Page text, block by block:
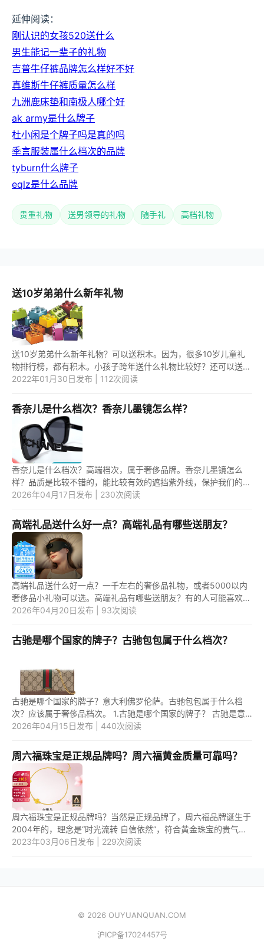
延伸阅读：
刚认识的女孩520送什么
男生能记一辈子的礼物
吉普牛仔裤品牌怎么样好不好
真维斯牛仔裤质量怎么样
九洲鹿床垫和南极人哪个好
ak army是什么牌子
杜小闲是个牌子吗是真的吗
季言服装属什么档次的品牌
tyburn什么牌子
eqlz是什么品牌
贵重礼物 送男领导的礼物 随手礼 高档礼物
送10岁弟弟什么新年礼物
送10岁弟弟什么新年礼物？可以送积木。因为，很多10岁儿童礼
物排行榜，都有积木。小孩子跨年送什么礼物比较好？还可以送玩
具。 1.送10岁弟弟积木，作为新年礼物，可以培养思维能力。拼接
2022年01月30日发布 | 112次阅读
香奈儿是什么档次？香奈儿墨镜怎么样？
香奈儿是什么档次？高端档次，属于奢侈品牌。香奈儿墨镜怎么
样？品质是比较不错的，能比较有效的遮挡紫外线，保护我们的眼
睛。 1.香奈儿是什么档次？ 香奈儿是法国眼镜品牌，属于高档
2026年04月17日发布 | 230次阅读
高端礼品送什么好一点？高端礼品有哪些送朋友？
高端礼品送什么好一点？一千左右的奢侈品礼物，或者5000以内
奢侈品小礼物可以选。高端礼品有哪些送朋友？有的人可能喜欢广
东特产。 1.BrainCo深海豚 脑机智能安睡仪 头部按摩仪 助睡眠仪
2026年04月20日发布 | 93次阅读
古驰是哪个国家的牌子？古驰包包属于什么档次？
古驰是哪个国家的牌子？意大利佛罗伦萨。古驰包包属于什么档
次？应该属于奢侈品档次。 1.古驰是哪个国家的牌子？ 古驰是意
大利佛罗伦萨的牌子，创立于1921年。 下面，罗列一些，销量较
2026年04月15日发布 | 440次阅读
周六福珠宝是正规品牌吗？周六福黄金质量可靠吗？
周六福珠宝是正规品牌吗？当然是正规品牌了，周六福品牌诞生于
2004年的，理念是“时光流转 自信依然”，符合黄金珠宝的贵气和
时尚理念。周六福黄金质量可靠吗？性价比还是蛮高的，克数也很
2023年03月06日发布 | 229次阅读
© 2026 OUYUANQUAN.COM
沪ICP备17024457号